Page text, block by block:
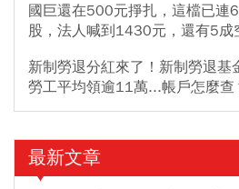
國巨還在500元掙扎，這檔已連
股，法人喊到1430元，還有5成
新制勞退分紅來了！新制勞退基
勞工平均領逾11萬...帳戶怎麼查
最新文章